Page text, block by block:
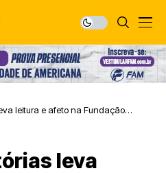
leitura e afeto na Fundação
leva